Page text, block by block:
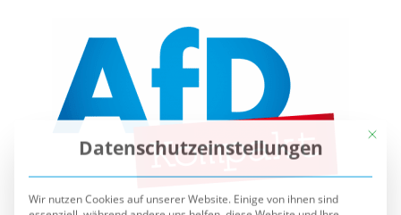
Datenschutzeinstellungen
Wir nutzen Cookies auf unserer Website. Einige von ihnen sind
essenziell, während andere uns helfen, diese Website und Ihre
Erfahrung zu verbessern.
Wenn Sie unter 16 Jahre alt sind und Ihre Zustimmung zu freiwilligen
Diensten geben möchten, müssen Sie Ihre Erziehungsberechtigten
um Erlaubnis bitten.
Wir verwenden Cookies und andere Technologien auf unserer